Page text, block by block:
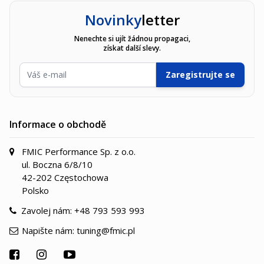
Novinkyletter
Nenechte si ujít žádnou propagaci,
získat další slevy.
E-mailová adresa
Zaregistrujte se
Informace o obchodě
FMIC Performance Sp. z o.o.
ul. Boczna 6/8/10
42-202 Częstochowa
Polsko
Zavolej nám: +48 793 593 993
Napište nám: tuning@fmic.pl